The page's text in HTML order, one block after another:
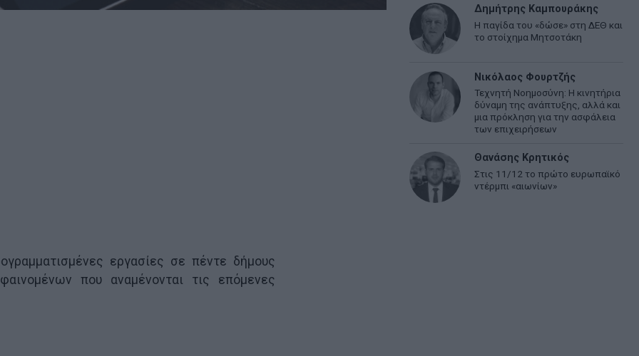
εργασίες σε πέντε δήμους
που αναμένονται τις επόμενες
Δημήτρης Καμπουράκης
Η παγίδα του «δώσε» στη ΔΕΘ και
το στοίχημα Μητσοτάκη
Νικόλαος Φουρτζής
Τεχνητή Νοημοσύνη: Η κινητήρια
δύναμη της ανάπτυξης, αλλά και
μια πρόκληση για την ασφάλεια
των επιχειρήσεων
Θανάσης Κρητικός
Στις 11/12 το πρώτο ευρωπαϊκό
ντέρμπι «αιωνίων»